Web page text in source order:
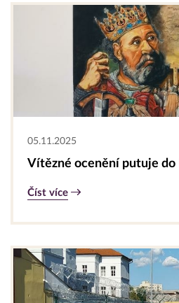
05.11.2025
Vítězné ocenění putuje do
Číst více